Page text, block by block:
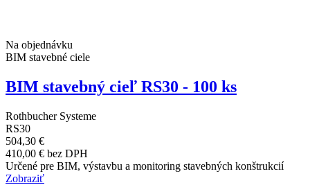
Na objednávku
BIM stavebné ciele
BIM stavebný cieľ RS30 - 100 ks
Rothbucher Systeme
RS30
504,30 €
410,00 € bez DPH
Určené pre BIM, výstavbu a monitoring stavebných konštrukcií
Zobraziť